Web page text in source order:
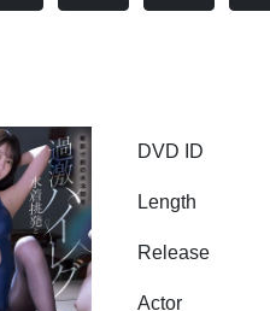
DVD ID
Length
Release
Actor